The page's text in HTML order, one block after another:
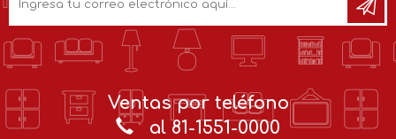
Ventas por teléfono
al 81-1551-0000